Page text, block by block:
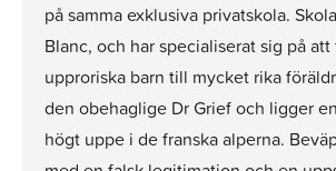
på samma exklusiva privatskola.
Blanc, och har specialiserat sig på
upproriska barn till mycket rika
den obehaglige Dr Grief och ligger
högt uppe i de franska alperna.